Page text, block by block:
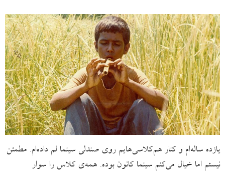
یازده ساله‌ام و کنار هم‌کلاسی‌هایم روی صندلی سینما لم داده‌ام. مطمئن
نیستم اما خیال می‌کنم سینما کانون بوده. همه‌ی کلاس را سوار